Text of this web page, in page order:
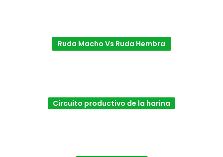
Ruda Macho Vs Ruda Hembra
Circuito productivo de la harina